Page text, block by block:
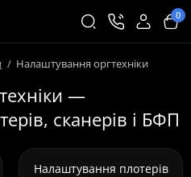
0
Налаштування оргтехніки
—
сканерів і БФП
Налаштування плотерів